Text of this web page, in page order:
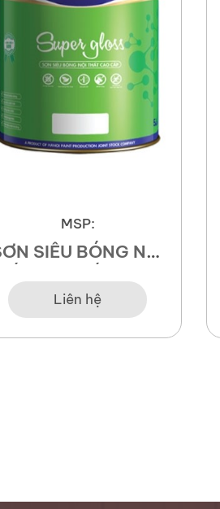
MSP:
SIÊU BÓNG NỘI
CAO CẤP SUPER
GLOSS
Liên hệ